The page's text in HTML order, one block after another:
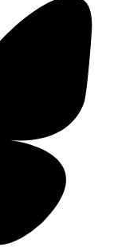
lämnat
nu här i stället
bland
ni har följt. Eller
och på olika
största
kanske
här
som
av just
omkring på
som finns
också av de
andra anställda.
fet är